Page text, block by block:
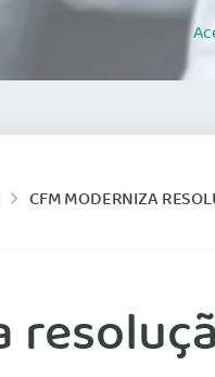
CFM MODERNIZA